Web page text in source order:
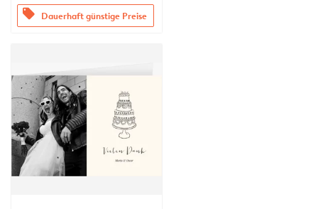
offers Dauerhaft günstige Preise